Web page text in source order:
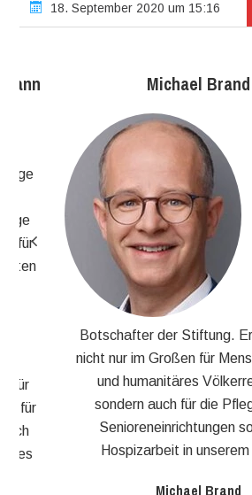
18. September 2020 um 15:16
für
Für
für
alles
Michael Brand
Botschafter der Stiftung.
nicht nur im Großen für
und humanitäres
sondern auch für die
Senioreneinrichtungen
Hospizarbeit in
Michael Brand